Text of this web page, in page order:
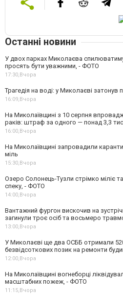
Останні новини
У двох парках Миколаєва
просять бути уважними, - ФОТО
17:30, Вчора
Трагедія на воді: у Миколаєві затонув
16:09, Вчора
На Миколаївщині з 10 серпня
раків: штраф за одного — понад 3,3
16:00, Вчора
На Миколаївщині запровадили
міль
15:30, Вчора
Озеро Солонець-Тузли стрімко міліє
спеку, - ФОТО
14:00, Вчора
Вантажний фургон вискочив на
загинули троє осіб та восьмеро
13:00, Вчора
У Миколаєві ще два ОСББ отримали
безвідсоткових позик на ремонти
12:00, Вчора
На Миколаївщині вогнеборці
масштабних пожеж, - ФОТО
11:15, Вчора